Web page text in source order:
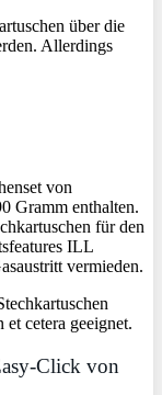
über die
Allerdings
von
Gramm enthalten.
für den
ILL
vermieden.
cetera geeignet.
Click von